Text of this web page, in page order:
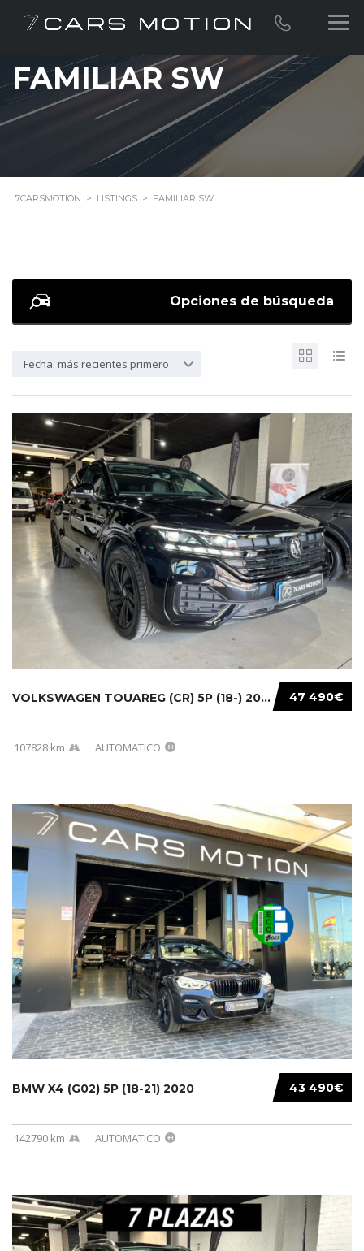
FAMILIAR SW
7CARSMOTION > LISTINGS > FAMILIAR SW
Opciones de búsqueda
Fecha: más recientes primero
47 490€
VOLKSWAGEN TOUAREG (CR) 5P (18-) 2021...
107828 km AUTOMATICO
43 490€
BMW X4 (G02) 5P (18-21) 2020
142790 km AUTOMATICO